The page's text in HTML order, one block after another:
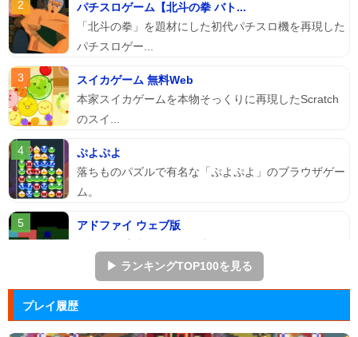
パチスロゲーム【北斗の拳 バト...
「北斗の拳」を題材にした初代パチスロ機を再現した
パチスロゲー...
スイカゲーム 無料Web
本家スイカゲームを本物そっくりに再現したScratch
のスイ...
ぷよぷよ
落ちものパズルで有名な「ぷよぷよ」のブラウザゲー
ム。
アドファイ ウェブ版
る音楽ゲーム...
マージェストキングダム
王国を再建すべく領土を拡大していく建国シミュレー
▶ ランキングTOP100を見る
プレイ履歴